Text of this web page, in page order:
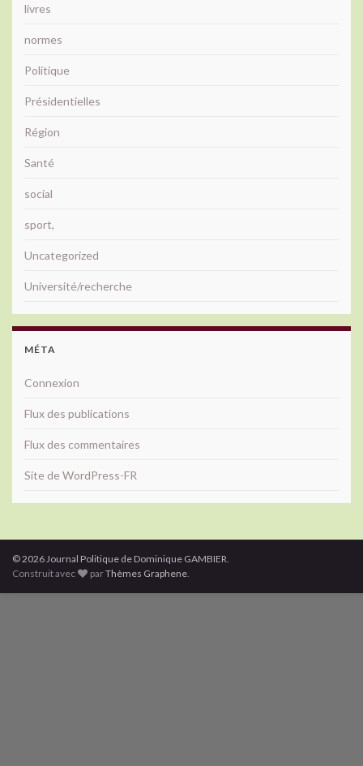
livres
normes
Politique
Présidentielles
Région
Santé
social
sport,
Uncategorized
Université/recherche
MÉTA
Connexion
Flux des publications
Flux des commentaires
Site de WordPress-FR
© 2026 Journal Politique de Dominique GAMBIER.
Construit avec
parThèmes Graphene